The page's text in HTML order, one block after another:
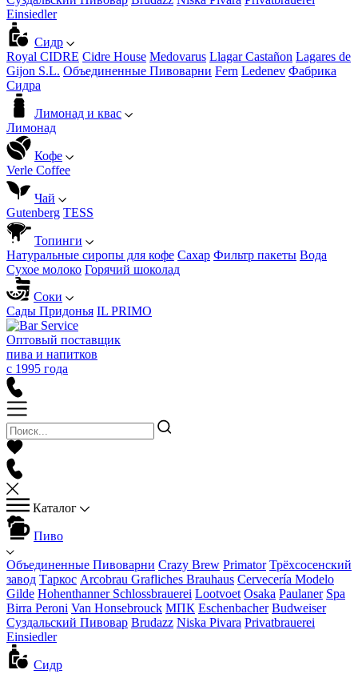
Einsiedler
Сидр
Royal CIDRE Cidre House Medovarus Llagar Castañon Lagares de
Gijon S.L. Объединенные Пивоварни Fern Ledenev Фабрика
Сидра
Лимонад и квас
Лимонад
Кофе
Verle Coffee
Чай
Gutenberg TESS
Топинги
Натуральные сиропы для кофе Сахар Фильтр пакеты Вода
Сухое молоко Горячий шоколад
Соки
Сады Придонья IL PRIMO
Оптовый поставщик
пива и напитков
с 1995 года
Каталог
Пиво
Объединенные Пивоварни Crazy Brew Primator Трёхсосенский
завод Таркос Arcobrau Grafliches Brauhaus Cervecería Modelo
Gilde Hohenthanner Schlossbrauerei Lootvoet Osaka Paulaner Spa
Birra Peroni Van Honsebrouck МПК Eschenbacher Budweiser
Суздальский Пивовар Brudazz Niska Pivara Privatbrauerei
Einsiedler
Сидр